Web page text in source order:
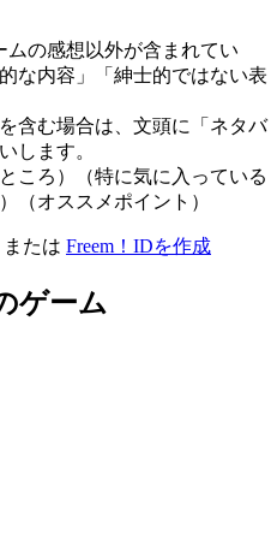
の感想以外が含まれてい
な内容」「紳士的ではない表
含む場合は、文頭に「ネタバ
します。
ころ）（特に気に入っている
（オススメポイント）
または Freem！IDを作成
ゲーム